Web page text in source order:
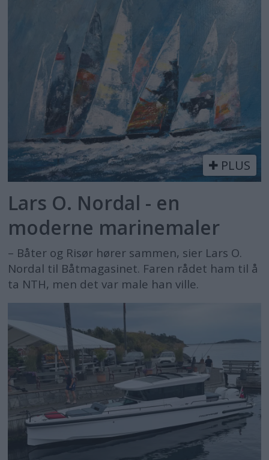
PLUS
Lars O. Nordal - en
moderne marinemaler
– Båter og Risør hører sammen, sier Lars O.
Nordal til Båtmagasinet. Faren rådet ham til å
ta NTH, men det var male han ville.